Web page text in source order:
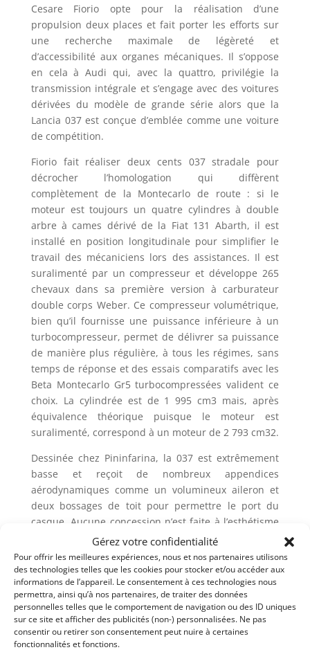
Gérez votre confidentialité
Pour offrir les meilleures expériences, nous et nos partenaires utilisons
des technologies telles que les cookies pour stocker et/ou accéder aux
informations de l’appareil. Le consentement à ces technologies nous
permettra, ainsi qu’à nos partenaires, de traiter des données
personnelles telles que le comportement de navigation ou des ID uniques
sur ce site et afficher des publicités (non-) personnalisées. Ne pas
consentir ou retirer son consentement peut nuire à certaines
fonctionnalités et fonctions.
Cesare Fiorio opte pour la réalisation d’une
propulsion deux places et fait porter les efforts sur
une recherche maximale de légèreté et
d’accessibilité aux organes mécaniques. Il s’oppose
en cela à Audi qui, avec la quattro, privilégie la
transmission intégrale et s’engage avec des voitures
dérivées du modèle de grande série alors que la
Lancia 037 est conçue d’emblée comme une voiture
de compétition.
Fiorio fait réaliser deux cents 037 stradale pour
décrocher l’homologation qui diffèrent
complètement de la Montecarlo de route : si le
moteur est toujours un quatre cylindres à double
arbre à cames dérivé de la Fiat 131 Abarth, il est
installé en position longitudinale pour simplifier le
travail des mécaniciens lors des assistances. Il est
suralimenté par un compresseur et développe 265
chevaux dans sa première version à carburateur
double corps Weber. Ce compresseur volumétrique,
bien qu’il fournisse une puissance inférieure à un
turbocompresseur, permet de délivrer sa puissance
de manière plus régulière, à tous les régimes, sans
temps de réponse et des essais comparatifs avec les
Beta Montecarlo Gr5 turbocompressées valident ce
choix. La cylindrée est de 1 995 cm3 mais, après
équivalence théorique puisque le moteur est
suralimenté, correspond à un moteur de 2 793 cm32.
Dessinée chez Pininfarina, la 037 est extrêmement
basse et reçoit de nombreux appendices
aérodynamiques comme un volumineux aileron et
deux bossages de toit pour permettre le port du
casque. Aucune concession n’est faite à l’esthétisme
(contrairement à Audi, Lancia ne cherche pas à faire
ressembler le modèle de compétition au modèle
routier) car la recherche d’efficacité est maximale : la
cellule centrale est une structure monocoque en
aluminium prolongée par deux faux châssis
tubulaires qui supportent les suspensions à l’avant
et le moteur et la transmission à l’arrière. La
carrosserie est en polyester et entièrement